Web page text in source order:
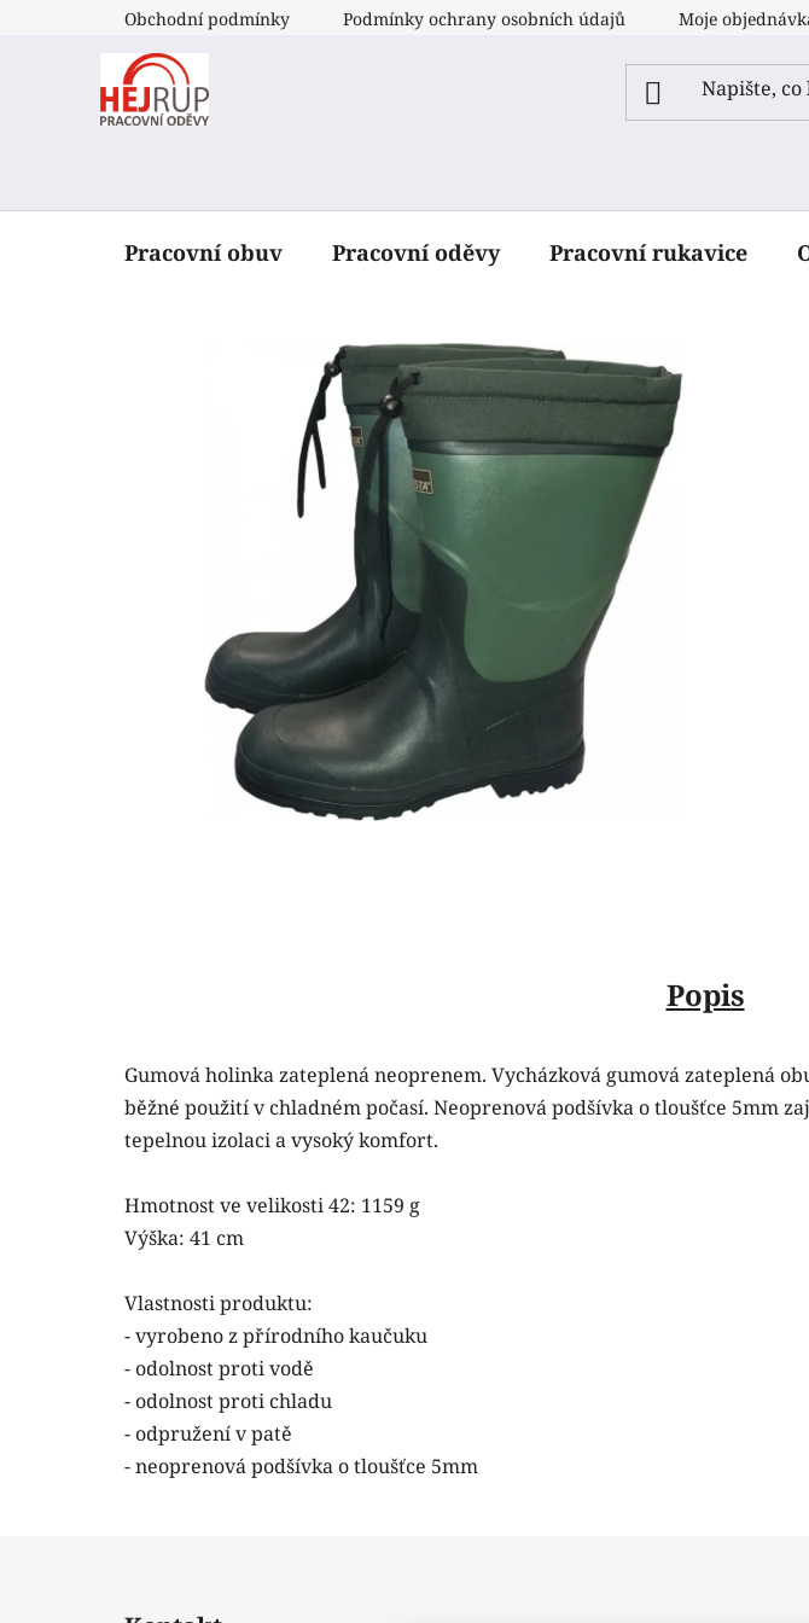
Obchodní podmínky Podmínky ochrany osobních údajů Moje
Pracovní obuv Pracovní oděvy Pracovní rukavice
Popis
Gumová holinka zateplená neoprenem. Vycházková gumová zateplená
běžné použití v chladném počasí. Neoprenová podšívka o tloušťce 5mm
tepelnou izolaci a vysoký komfort.
Hmotnost ve velikosti 42: 1159 g
Výška: 41 cm
Vlastnosti produktu:
- vyrobeno z přírodního kaučuku
- odolnost proti vodě
- odolnost proti chladu
- odpružení v patě
- neoprenová podšívka o tloušťce 5mm